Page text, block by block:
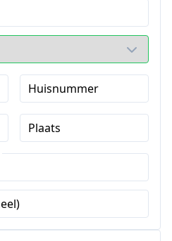
Huisnummer
Plaats